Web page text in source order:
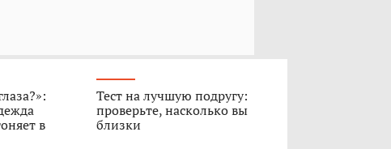
в
Тест на лучшую подругу:
проверьте, насколько вы
близки